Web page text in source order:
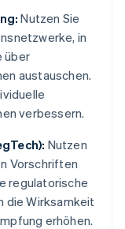
Nutzen Sie
in
über
austauschen.
verbessern.
Nutzen
Vorschriften
regulatorische
die Wirksamkeit
erhöhen.